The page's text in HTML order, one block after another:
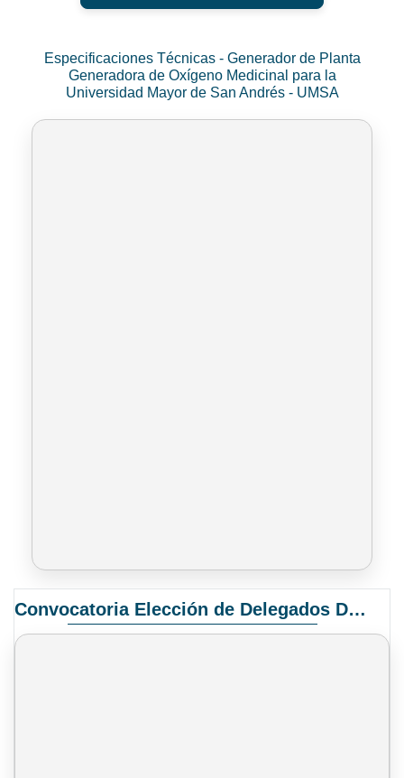
Especificaciones Técnicas - Generador de Planta
Generadora de Oxígeno Medicinal para la
Universidad Mayor de San Andrés - UMSA
Convocatoria Elección de Delegados Docentes para el XIV Congreso Nacional de Universidades